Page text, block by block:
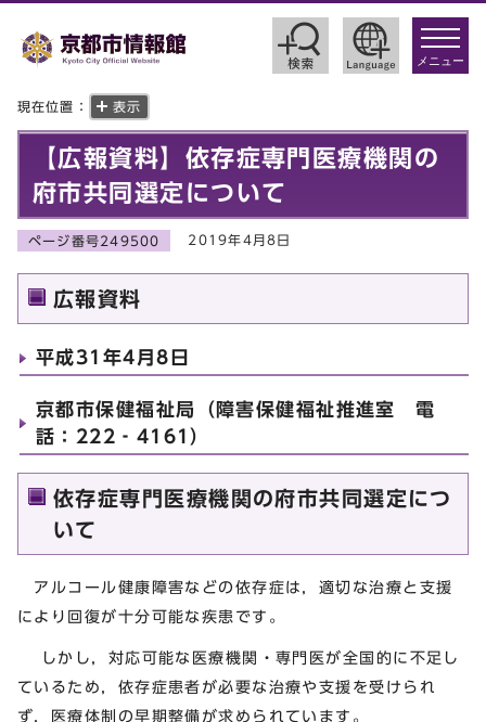
toggle
メニュー
現在位置： 表示
【広報資料】依存症専門医療機関の
府市共同選定について
ページ番号249500 2019年4月8日
広報資料
平成31年4月8日
京都市保健福祉局（障害保健福祉推進室 電
話：222‐4161）
依存症専門医療機関の府市共同選定につ
いて
アルコール健康障害などの依存症は，適切な治療と支援
により回復が十分可能な疾患です。
しかし，対応可能な医療機関・専門医が全国的に不足し
ているため，依存症患者が必要な治療や支援を受けられ
ず，医療体制の早期整備が求められています。